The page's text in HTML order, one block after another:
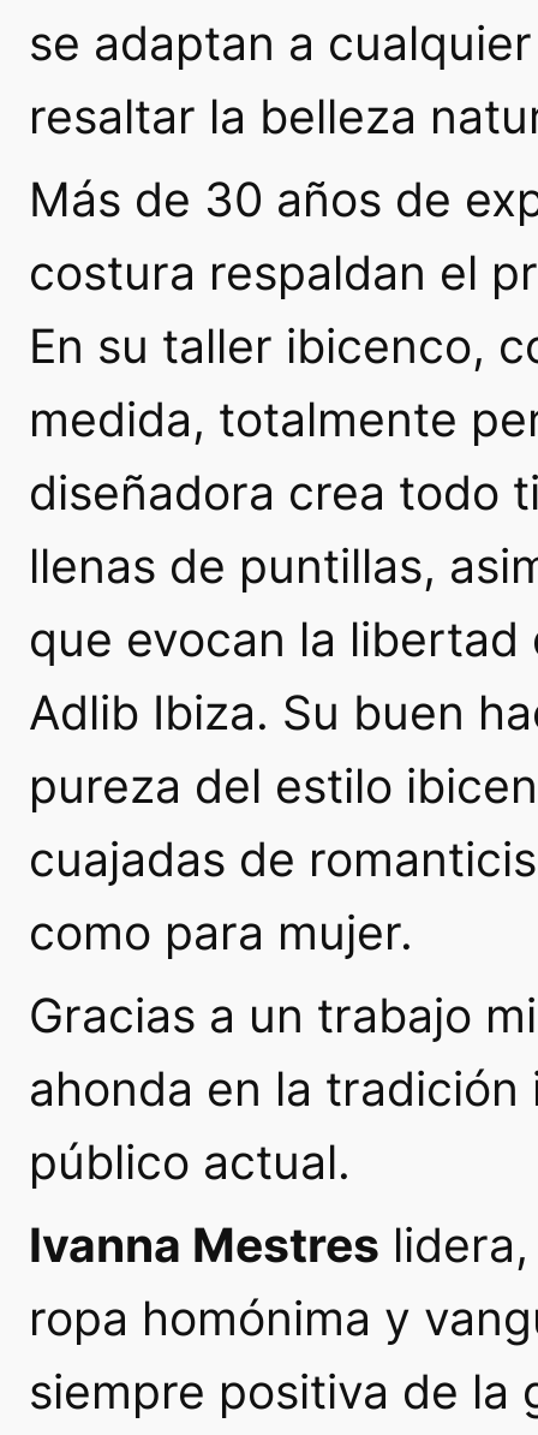
se adaptan a
resaltar la belleza
Más de 30 años de
costura respaldan el
En su taller ibicenco,
medida, totalmente
diseñadora crea todo
llenas de puntillas,
que evocan la
Adlib Ibiza. Su buen
pureza del estilo
cuajadas de
como para mujer.
Gracias a un trabajo
ahonda en la
público actual.
Ivanna Mestres
ropa homónima y
siempre positiva de la